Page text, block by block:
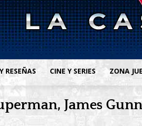
RESEÑAS CINE Y SERIES ZONA
James